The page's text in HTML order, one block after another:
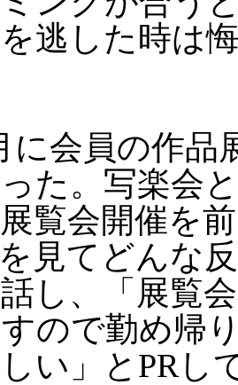
逃した時は
会員の作品
た。写楽会
覧会開催を
を見てどんな
し、「展覧
ので勤め帰
い」とPRし